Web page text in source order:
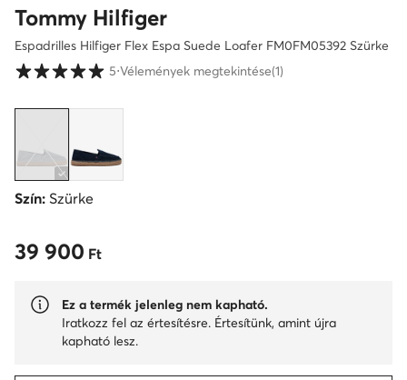
Tommy Hilfiger
Espadrilles Hilfiger Flex Espa Suede Loafer FM0FM05392 Szürke
Vásárlói értékelések 1-5 skálán
5⋅Vélemények megtekintése(1)
Szín: Szürke
39 900 Ft
39 900 Ft
Ez a termék jelenleg nem kapható.
Iratkozz fel az értesítésre. Értesítünk, amint újra
kapható lesz.